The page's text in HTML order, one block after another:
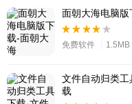
面朝大海电脑
免费软件 1.5MB
文件自动归类
载